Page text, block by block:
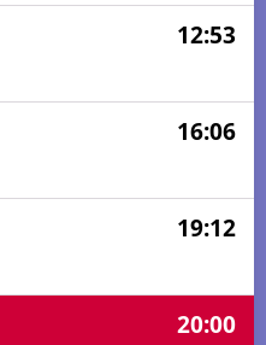
12:53
16:06
19:12
20:00